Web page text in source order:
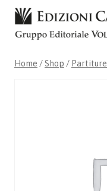
Skip
content
Home / Shop / Partiture